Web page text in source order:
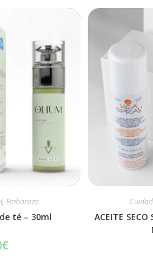
, Embarazo
té – 30ml
€
ACEITE SECO